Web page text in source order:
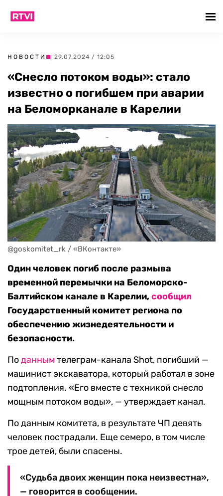
НОВОСТИ | 29.07.2024 / 12:05
«Снесло потоком воды»: стало
известно о погибшем при аварии
на Беломорканале в Карелии
@goskomitet_rk / «ВКонтакте»
Один человек погиб после размыва
временной перемычки на Беломорско-
Балтийском канале в Карелии,сообщил
Государственный комитет региона по
обеспечению жизнедеятельности и
безопасности.
Поданным телеграм-канала Shot, погибший —
машинист экскаватора, который работал в зоне
подтопления. «Его вместе с техникой снесло
мощным потоком воды», — утверждает канал.
По данным комитета, в результате ЧП девять
человек пострадали. Еще семеро, в том числе
трое детей, были спасены.
«Судьба двоих женщин пока неизвестна»,
— говорится в сообщении.